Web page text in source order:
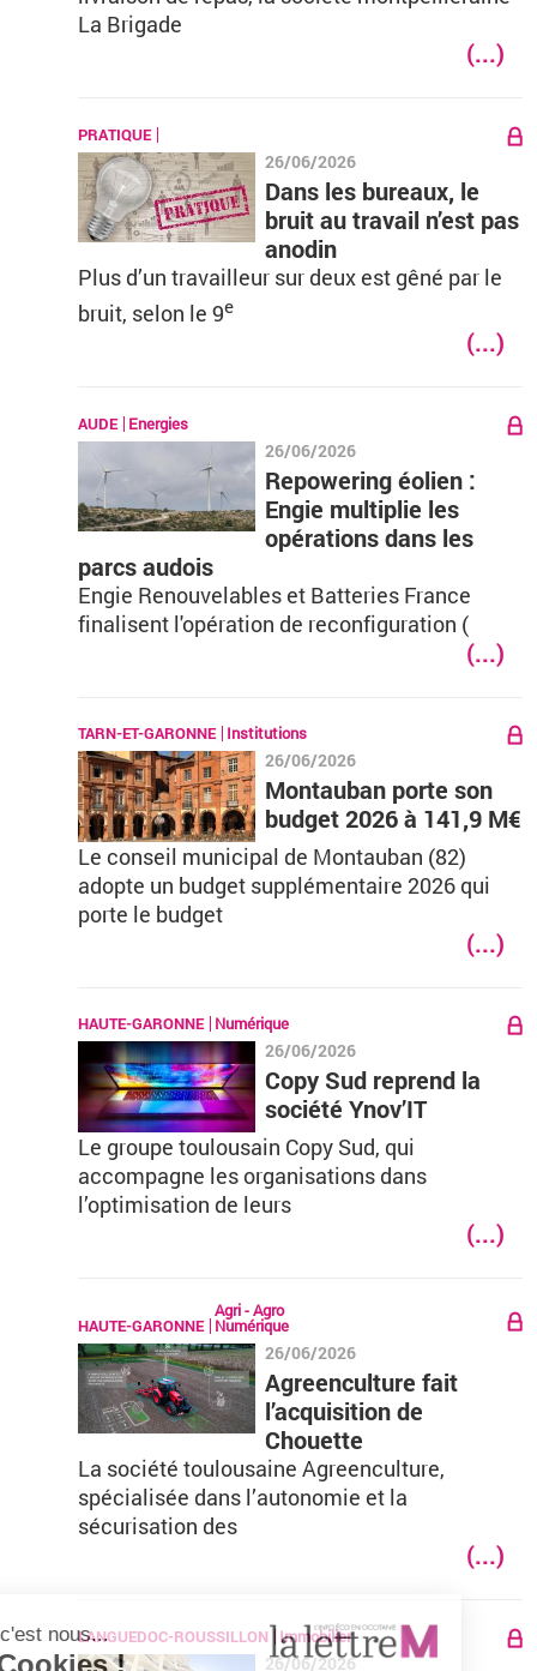
La Brigade
(...)
PRATIQUE
26/06/2026
Dans les bureaux, le
bruit au travail n’est pas
anodin
Plus d’un travailleur sur deux est gêné par le
bruit, selon le 9e
(...)
AUDE Energies
26/06/2026
Repowering éolien :
Engie multiplie les
opérations dans les
parcs audois
Engie Renouvelables et Batteries France
finalisent l'opération de reconfiguration (
(...)
TARN-ET-GARONNE Institutions
26/06/2026
Montauban porte son
budget 2026 à 141,9 M€
Le conseil municipal de Montauban (82)
adopte un budget supplémentaire 2026 qui
porte le budget
(...)
HAUTE-GARONNE Numérique
26/06/2026
Copy Sud reprend la
société Ynov’IT
Le groupe toulousain Copy Sud, qui
accompagne les organisations dans
l’optimisation de leurs
(...)
HAUTE-GARONNE
Agri - Agro
Numérique
26/06/2026
Agreenculture fait
l’acquisition de
Chouette
La société toulousaine Agreenculture,
spécialisée dans l’autonomie et la
sécurisation des
(...)
LANGUEDOC-ROUSSILLON Immobilier
26/06/2026